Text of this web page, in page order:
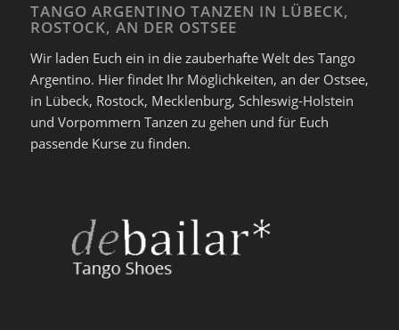
TANGO ARGENTINO TANZEN IN LÜBECK,
ROSTOCK, AN DER OSTSEE
Wir laden Euch ein in die zauberhafte Welt des Tango
Argentino. Hier findet Ihr Möglichkeiten, an der Ostsee,
in Lübeck, Rostock, Mecklenburg, Schleswig-Holstein
und Vorpommern Tanzen zu gehen und für Euch
passende Kurse zu finden.